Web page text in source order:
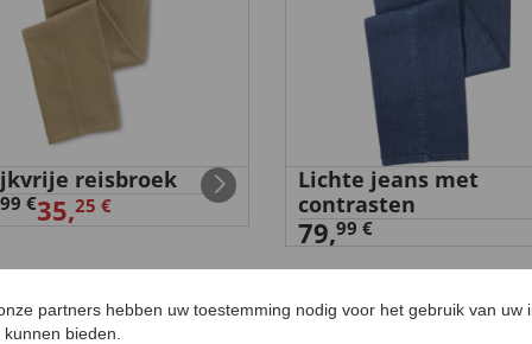
reisbroek
99 €35,25 €
Lichte jeans met
contrasten
79,99 €
partners hebben uw toestemming nodig voor het gebruik van uw
bieden.